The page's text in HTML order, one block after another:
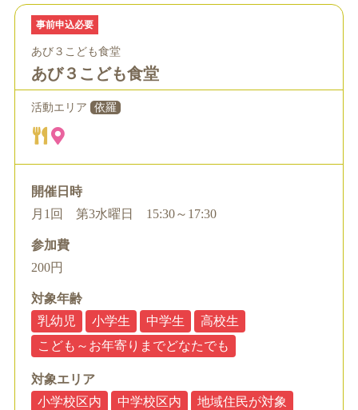
事前申込必要
あび３こども食堂
あび３こども食堂
活動エリア 依羅
開催日時
月1回 第3水曜日 15:30～17:30
参加費
200円
対象年齢
乳幼児
小学生 中学生
高校生
こども～お年寄りまでどなたでも
対象エリア
小学校区内
中学校区内 地域住民が対象